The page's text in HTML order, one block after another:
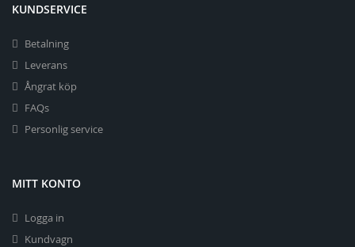
KUNDSERVICE
Betalning
Leverans
Ångrat köp
FAQs
Personlig service
MITT KONTO
Logga in
Kundvagn